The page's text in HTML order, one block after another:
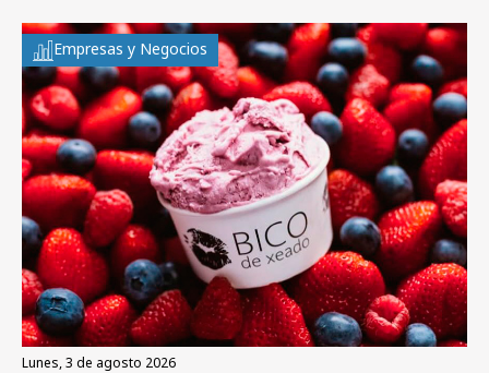
Empresas y Negocios
lunes, 3 de agosto 2026